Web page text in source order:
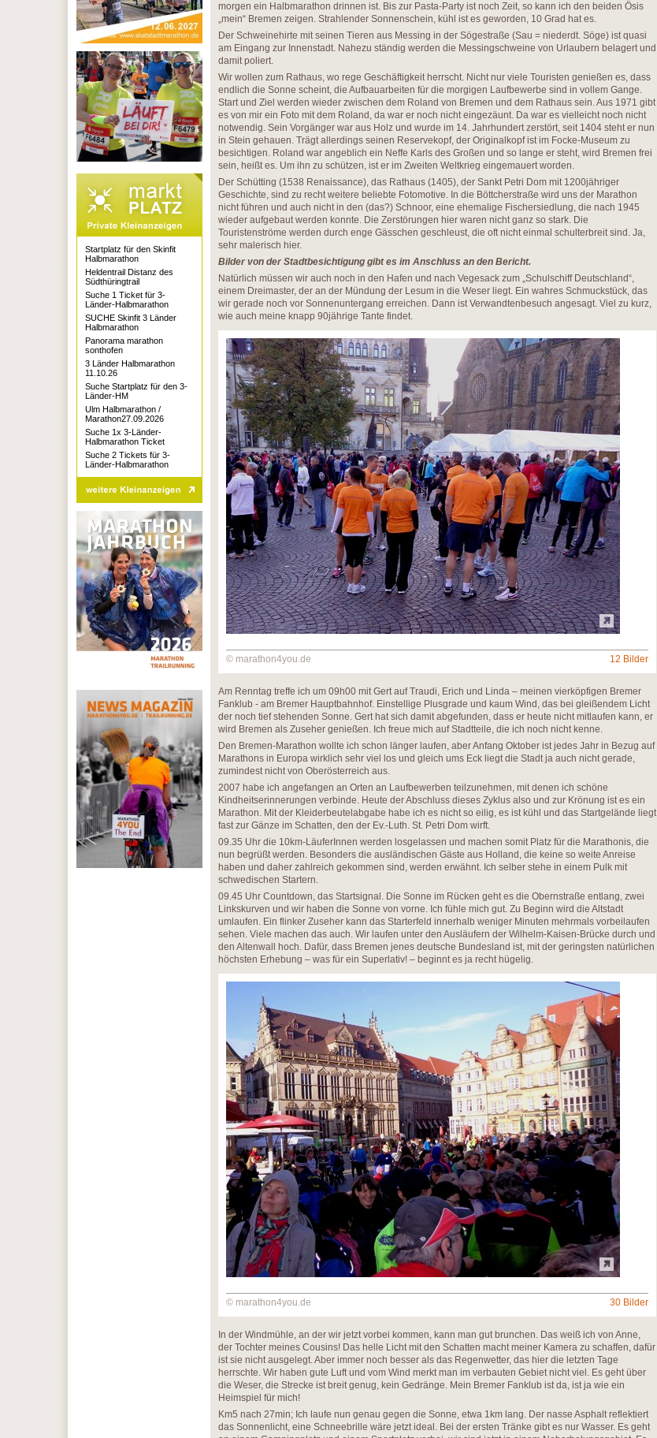
morgen ein Halbmarathon drinnen ist. Bis zur Pasta-Party ist noch Zeit, so kann ich den beiden Ösis
„mein“ Bremen zeigen. Strahlender Sonnenschein, kühl ist es geworden, 10 Grad hat es.
Der Schweinehirte mit seinen Tieren aus Messing in der Sögestraße (Sau = niederdt. Söge) ist quasi
am Eingang zur Innenstadt. Nahezu ständig werden die Messingschweine von Urlaubern belagert und
damit poliert.
Wir wollen zum Rathaus, wo rege Geschäftigkeit herrscht. Nicht nur viele Touristen genießen es, dass
endlich die Sonne scheint, die Aufbauarbeiten für die morgigen Laufbewerbe sind in vollem Gange.
Start und Ziel werden wieder zwischen dem Roland von Bremen und dem Rathaus sein. Aus 1971 gibt
es von mir ein Foto mit dem Roland, da war er noch nicht eingezäunt. Da war es vielleicht noch nicht
notwendig. Sein Vorgänger war aus Holz und wurde im 14. Jahrhundert zerstört, seit 1404 steht er nun
in Stein gehauen. Trägt allerdings seinen Reservekopf, der Originalkopf ist im Focke-Museum zu
besichtigen. Roland war angeblich ein Neffe Karls des Großen und so lange er steht, wird Bremen frei
sein, heißt es. Um ihn zu schützen, ist er im Zweiten Weltkrieg eingemauert worden.
Der Schütting (1538 Renaissance), das Rathaus (1405), der Sankt Petri Dom mit 1200jähriger
Geschichte, sind zu recht weitere beliebte Fotomotive. In die Böttcherstraße wird uns der Marathon
nicht führen und auch nicht in den (das?) Schnoor, eine ehemalige Fischersiedlung, die nach 1945
wieder aufgebaut werden konnte. Die Zerstörungen hier waren nicht ganz so stark. Die
Touristenströme werden durch enge Gässchen geschleust, die oft nicht einmal schulterbreit sind. Ja,
sehr malerisch hier.
Bilder von der Stadtbesichtigung gibt es im Anschluss an den Bericht.
Natürlich müssen wir auch noch in den Hafen und nach Vegesack zum „Schulschiff Deutschland“,
einem Dreimaster, der an der Mündung der Lesum in die Weser liegt. Ein wahres Schmuckstück, das
wir gerade noch vor Sonnenuntergang erreichen. Dann ist Verwandtenbesuch angesagt. Viel zu kurz,
wie auch meine knapp 90jährige Tante findet.
© marathon4you.de 12 Bilder
Am Renntag treffe ich um 09h00 mit Gert auf Traudi, Erich und Linda – meinen vierköpfigen Bremer
Fanklub - am Bremer Hauptbahnhof. Einstellige Plusgrade und kaum Wind, das bei gleißendem Licht
der noch tief stehenden Sonne. Gert hat sich damit abgefunden, dass er heute nicht mitlaufen kann, er
wird Bremen als Zuseher genießen. Ich freue mich auf Stadtteile, die ich noch nicht kenne.
Den Bremen-Marathon wollte ich schon länger laufen, aber Anfang Oktober ist jedes Jahr in Bezug auf
Marathons in Europa wirklich sehr viel los und gleich ums Eck liegt die Stadt ja auch nicht gerade,
zumindest nicht von Oberösterreich aus.
2007 habe ich angefangen an Orten an Laufbewerben teilzunehmen, mit denen ich schöne
Kindheitserinnerungen verbinde. Heute der Abschluss dieses Zyklus also und zur Krönung ist es ein
Marathon. Mit der Kleiderbeutelabgabe habe ich es nicht so eilig, es ist kühl und das Startgelände liegt
fast zur Gänze im Schatten, den der Ev.-Luth. St. Petri Dom wirft.
09.35 Uhr die 10km-LäuferInnen werden losgelassen und machen somit Platz für die Marathonis, die
nun begrüßt werden. Besonders die ausländischen Gäste aus Holland, die keine so weite Anreise
haben und daher zahlreich gekommen sind, werden erwähnt. Ich selber stehe in einem Pulk mit
schwedischen Startern.
09.45 Uhr Countdown, das Startsignal. Die Sonne im Rücken geht es die Obernstraße entlang, zwei
Linkskurven und wir haben die Sonne von vorne. Ich fühle mich gut. Zu Beginn wird die Altstadt
umlaufen. Ein flinker Zuseher kann das Starterfeld innerhalb weniger Minuten mehrmals vorbeilaufen
sehen. Viele machen das auch. Wir laufen unter den Ausläufern der Wilhelm-Kaisen-Brücke durch und
den Altenwall hoch. Dafür, dass Bremen jenes deutsche Bundesland ist, mit der geringsten natürlichen
höchsten Erhebung – was für ein Superlativ! – beginnt es ja recht hügelig.
© marathon4you.de 30 Bilder
In der Windmühle, an der wir jetzt vorbei kommen, kann man gut brunchen. Das weiß ich von Anne,
der Tochter meines Cousins! Das helle Licht mit den Schatten macht meiner Kamera zu schaffen, dafür
ist sie nicht ausgelegt. Aber immer noch besser als das Regenwetter, das hier die letzten Tage
herrschte. Wir haben gute Luft und vom Wind merkt man im verbauten Gebiet nicht viel. Es geht über
die Weser, die Strecke ist breit genug, kein Gedränge. Mein Bremer Fanklub ist da, ist ja wie ein
Heimspiel für mich!
Km5 nach 27min; Ich laufe nun genau gegen die Sonne, etwa 1km lang. Der nasse Asphalt reflektiert
das Sonnenlicht, eine Schneebrille wäre jetzt ideal. Bei der ersten Tränke gibt es nur Wasser. Es geht
Startplatz für den Skinfit
Halbmarathon
Heldentrail Distanz des
Südthüringtrail
Suche 1 Ticket für 3-
Länder-Halbmarathon
SUCHE Skinfit 3 Länder
Halbmarathon
Panorama marathon
sonthofen
3 Länder Halbmarathon
11.10.26
Suche Startplatz für den 3-
Länder-HM
Ulm Halbmarathon /
Marathon27.09.2026
Suche 1x 3-Länder-
Halbmarathon Ticket
Suche 2 Tickets für 3-
Länder-Halbmarathon